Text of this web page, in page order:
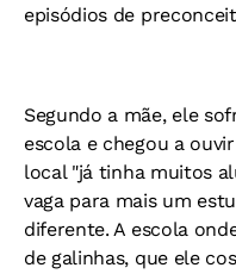
episódios de
Segundo a mãe, ele
escola e chegou a
local "já tinha muitos
vaga para mais um
diferente. A escola
de galinhas, que ele